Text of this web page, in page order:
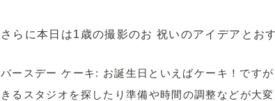
さらに本日は1歳の撮影のお 祝いのアイデアとお
バースデー ケーキ: お誕生日といえばケーキ！です
きるスタジオを探したり準備や時間の調整などが大